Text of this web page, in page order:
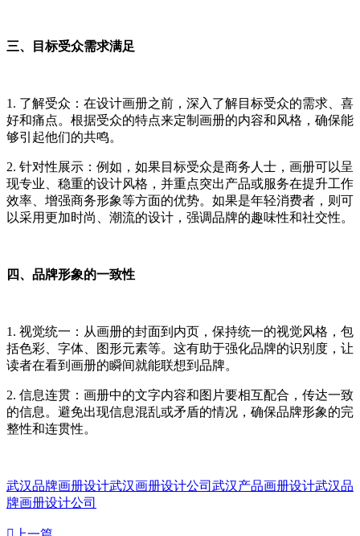
三、目标受众需求满足
1. 了解受众：在设计画册之前，深入了解目标受众的需求、喜
好和痛点。根据受众的特点来定制画册的内容和风格，确保能
够引起他们的共鸣。
2. 针对性展示：例如，如果目标受众是商务人士，画册可以呈
现专业、稳重的设计风格，并重点突出产品或服务在提升工作
效率、增强商务形象等方面的优势。如果是年轻消费者，则可
以采用更加时尚、潮流的设计，强调品牌的趣味性和社交性。
四、品牌形象的一致性
1. 视觉统一：从画册的封面到内页，保持统一的视觉风格，包
括色彩、字体、图形元素等。这有助于强化品牌的识别度，让
读者在看到画册的瞬间就能联想到品牌。
2. 信息连贯：画册中的文字内容和图片要相互配合，传达一致
的信息。避免出现信息混乱或矛盾的情况，确保品牌形象的完
整性和连贯性。
武汉品牌画册设计武汉画册设计公司 武汉产品画册设计武汉品
牌画册设计公司